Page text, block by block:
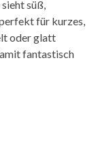
süß,
für kurzes,
oder glatt
fantastisch